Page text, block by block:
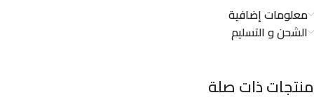
معلومات إضافية
الشحن و التسليم
منتجات ذات صلة